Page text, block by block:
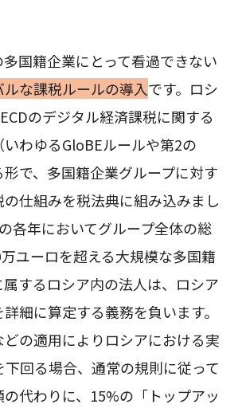
国籍企業にとって看過できない
ルな課税ルールの導入です。ロシ
のデジタル経済課税に関する
わゆるGloBEルールや第2の
で、多国籍企業グループに対す
仕組みを税法典に組み込みまし
各年においてグループ全体の総
ユーロを超える大規模な多国籍
するロシア内の法人は、ロシア
細に算定する義務を負います。
の適用によりロシアにおける実
回る場合、通常の規則に従って
代わりに、15%の「トップアッ